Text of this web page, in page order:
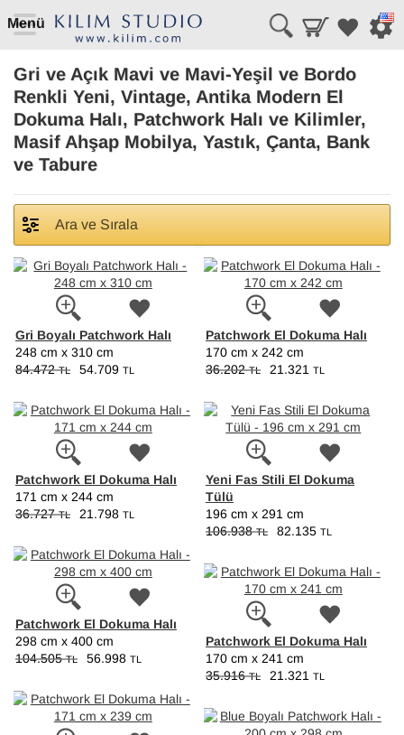
Menü
Gri ve Açık Mavi ve Mavi-Yeşil ve Bordo
Renkli Yeni, Vintage, Antika Modern El
Dokuma Halı, Patchwork Halı ve Kilimler,
Masif Ahşap Mobilya, Yastık, Çanta, Bank
ve Tabure
Ara ve Sırala
Gri Boyalı Patchwork Halı
248 cm x 310 cm
84.472TL 54.709 TL
Patchwork El Dokuma Halı
170 cm x 242 cm
36.202TL 21.321 TL
Patchwork El Dokuma Halı
171 cm x 244 cm
36.727TL 21.798 TL
Yeni Fas Stili El Dokuma
Tülü
196 cm x 291 cm
106.938TL 82.135 TL
Patchwork El Dokuma Halı
298 cm x 400 cm
104.505TL 56.998 TL
Patchwork El Dokuma Halı
170 cm x 241 cm
35.916TL 21.321 TL